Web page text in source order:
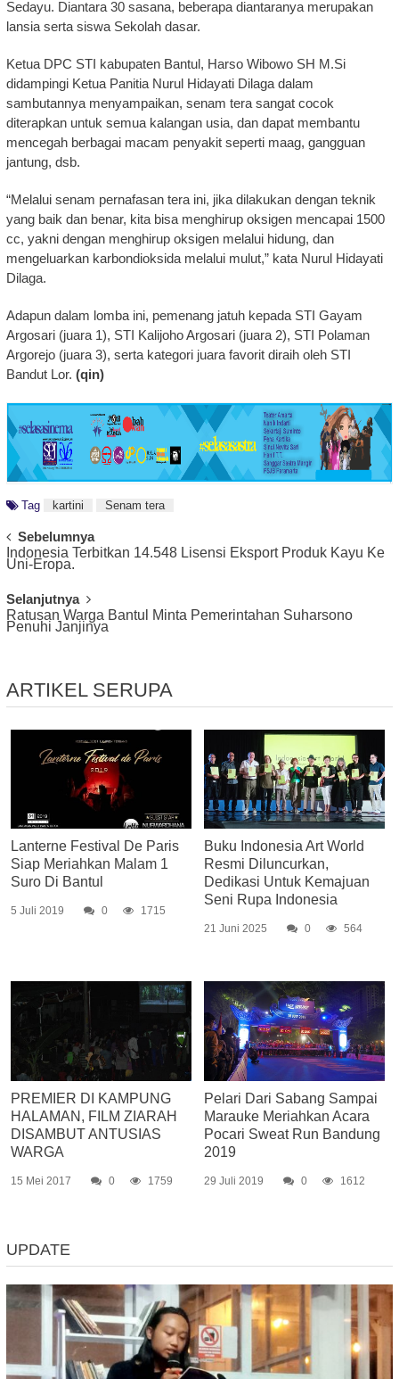
Sedayu. Diantara 30 sasana, beberapa diantaranya merupakan
lansia serta siswa Sekolah dasar.
Ketua DPC STI kabupaten Bantul, Harso Wibowo SH M.Si
didampingi Ketua Panitia Nurul Hidayati Dilaga dalam
sambutannya menyampaikan, senam tera sangat cocok
diterapkan untuk semua kalangan usia, dan dapat membantu
mencegah berbagai macam penyakit seperti maag, gangguan
jantung, dsb.
“Melalui senam pernafasan tera ini, jika dilakukan dengan teknik
yang baik dan benar, kita bisa menghirup oksigen mencapai 1500
cc, yakni dengan menghirup oksigen melalui hidung, dan
mengeluarkan karbondioksida melalui mulut,” kata Nurul Hidayati
Dilaga.
Adapun dalam lomba ini, pemenang jatuh kepada STI Gayam
Argosari (juara 1), STI Kalijoho Argosari (juara 2), STI Polaman
Argorejo (juara 3), serta kategori juara favorit diraih oleh STI
Bandut Lor. (qin)
Tag kartini Senam tera
Post
Navigation
Sebelumnya
Indonesia Terbitkan 14.548 Lisensi Eksport Produk Kayu Ke
Uni-Eropa.
Selanjutnya
Ratusan Warga Bantul Minta Pemerintahan Suharsono
Penuhi Janjinya
ARTIKEL SERUPA
Lanterne Festival De Paris
Siap Meriahkan Malam 1
Suro Di Bantul
5 Juli 2019 0 1715
Buku Indonesia Art World
Resmi Diluncurkan,
Dedikasi Untuk Kemajuan
Seni Rupa Indonesia
21 Juni 2025 0 564
PREMIER DI KAMPUNG
HALAMAN, FILM ZIARAH
DISAMBUT ANTUSIAS
WARGA
15 Mei 2017 0 1759
Pelari Dari Sabang Sampai
Marauke Meriahkan Acara
Pocari Sweat Run Bandung
2019
29 Juli 2019 0 1612
UPDATE